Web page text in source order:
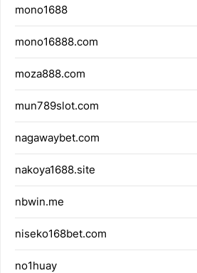
mono1688
mono16888.com
moza888.com
mun789slot.com
nagawaybet.com
nakoya1688.site
nbwin.me
niseko168bet.com
no1huay